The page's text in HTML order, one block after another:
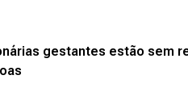
gestantes estão sem